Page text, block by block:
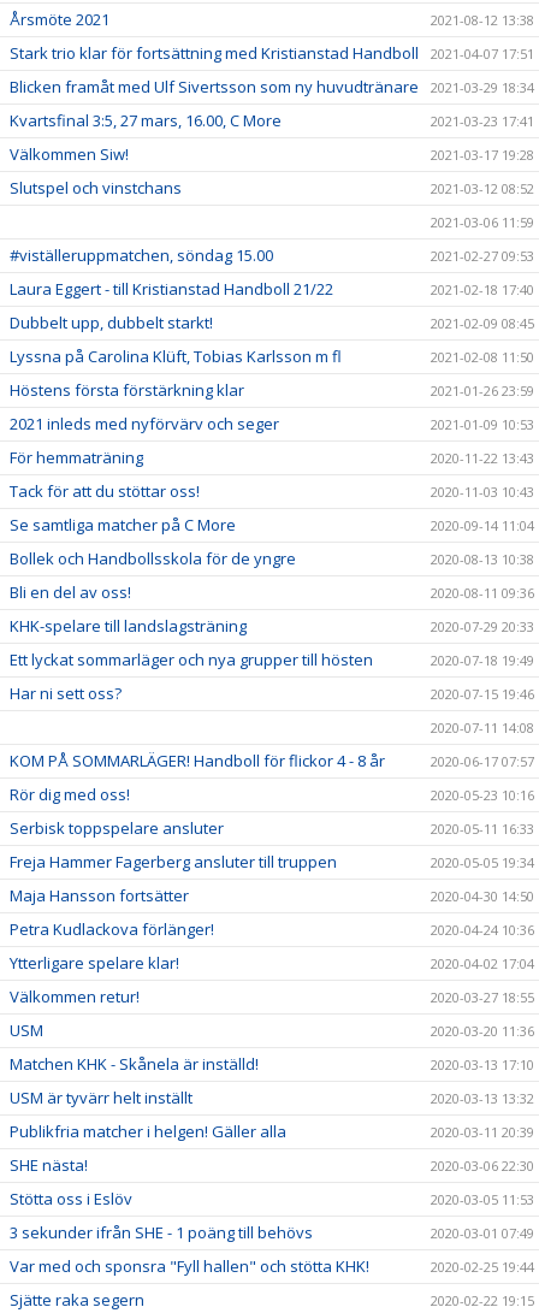
Årsmöte 2021 2021-08-12 13:38
Stark trio klar för fortsättning med Kristianstad Handboll 2021-04-07 17:51
Blicken framåt med Ulf Sivertsson som ny huvudtränare 2021-03-29 18:34
Kvartsfinal 3:5, 27 mars, 16.00, C More 2021-03-23 17:41
Välkommen Siw! 2021-03-17 19:28
Slutspel och vinstchans
2021-03-12 08:52
2021-03-06 11:59
#viställeruppmatchen, söndag 15.00 2021-02-27 09:53
Laura Eggert - till Kristianstad Handboll 21/22 2021-02-18 17:40
Dubbelt upp, dubbelt starkt! 2021-02-09 08:45
Lyssna på Carolina Klüft, Tobias Karlsson m fl 2021-02-08 11:50
Höstens första förstärkning klar 2021-01-26 23:59
2021 inleds med nyförvärv och seger 2021-01-09 10:53
För hemmaträning 2020-11-22 13:43
Tack för att du stöttar oss! 2020-11-03 10:43
Se samtliga matcher på C More 2020-09-14 11:04
Bollek och Handbollsskola för de yngre 2020-08-13 10:38
Bli en del av oss! 2020-08-11 09:36
KHK-spelare till landslagsträning 2020-07-29 20:33
Ett lyckat sommarläger och nya grupper till hösten 2020-07-18 19:49
Har ni sett oss?
2020-07-15 19:46
2020-07-11 14:08
KOM PÅ SOMMARLÄGER! Handboll för flickor 4 - 8 år 2020-06-17 07:57
Rör dig med oss! 2020-05-23 10:16
Serbisk toppspelare ansluter 2020-05-11 16:33
Freja Hammer Fagerberg ansluter till truppen 2020-05-05 19:34
Maja Hansson fortsätter 2020-04-30 14:50
Petra Kudlackova förlänger! 2020-04-24 10:36
Ytterligare spelare klar! 2020-04-02 17:04
Välkommen retur! 2020-03-27 18:55
USM 2020-03-20 11:36
Matchen KHK - Skånela är inställd! 2020-03-13 17:10
USM är tyvärr helt inställt 2020-03-13 13:32
Publikfria matcher i helgen! Gäller alla 2020-03-11 20:39
SHE nästa! 2020-03-06 22:30
Stötta oss i Eslöv 2020-03-05 11:53
3 sekunder ifrån SHE - 1 poäng till behövs 2020-03-01 07:49
Var med och sponsra "Fyll hallen" och stötta KHK! 2020-02-25 19:44
Sjätte raka segern 2020-02-22 19:15